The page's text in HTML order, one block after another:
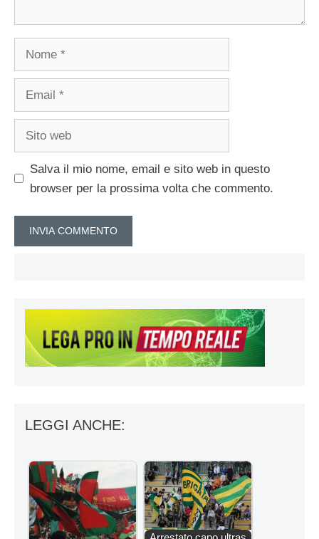
Nome
Email
Sito
Salva il mio nome, email e sito web in questo
browser per la prossima volta che commento.
LEGGI ANCHE: